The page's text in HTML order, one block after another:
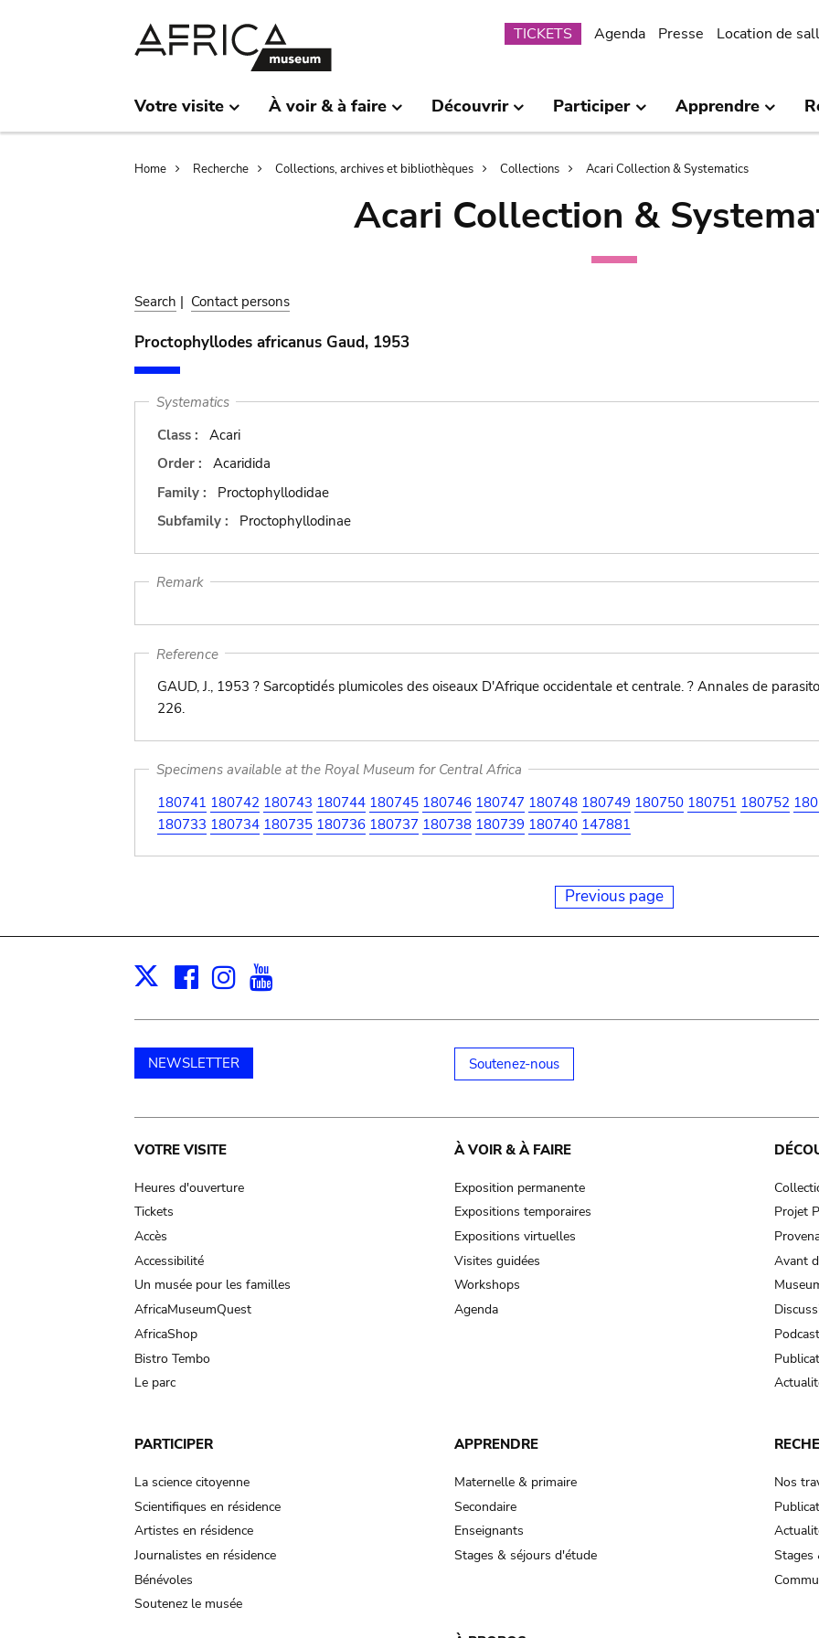
Submenu
TICKETS Agenda Presse Location de
Votre visite À voir & à faire Découvrir Participer Apprendre
Breadcrumb
Home Recherche Collections, archives et bibliothèques Collections Acari Collection & Systematics
Acari Collection &
Search | Contact persons
Proctophyllodes africanus Gaud, 1953
Systematics
Class :
Acari
Order :
Acaridida
Family :
Proctophyllodidae
Subfamily :
Proctophyllodinae
Remark
Reference
GAUD, J., 1953 ? Sarcoptidés plumicoles des oiseaux D'Afrique occidentale et centrale. ? Annales de
226.
Specimens available at the Royal Museum for Central Africa
180741 180742 180743 180744 180745 180746 180747 180748 180749 180750 180751 180752
180733 180734 180735 180736 180737 180738 180739 180740 147881
Previous page
X Facebook
Instagram
NEWSLETTER Soutenez-nous
Main
navigation
VOTRE VISITE
Heures d'ouverture
Tickets
Accès
Accessibilité
Un musée pour les familles
AfricaMuseumQuest
AfricaShop
Bistro Tembo
Le parc
À VOIR & À FAIRE
Exposition permanente
Expositions temporaires
Expositions virtuelles
Visites guidées
Workshops
Agenda
Projet
Avant
PARTICIPER
La science citoyenne
Scientifiques en résidence
Artistes en résidence
Journalistes en résidence
Bénévoles
Soutenez le musée
APPRENDRE
Maternelle & primaire
Secondaire
Enseignants
Stages & séjours d'étude
Nos
Stages